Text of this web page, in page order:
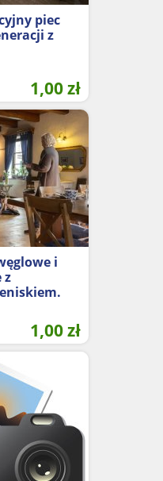
piec
z
1,00zł
i
z
1,00zł